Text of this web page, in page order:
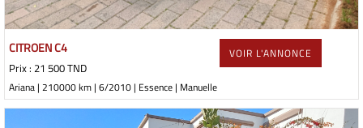
CITROEN C4
Prix : 21 500 TND
Ariana | 210000 km | 6/2010 | Essence | Manuelle
VOIR L'ANNONCE